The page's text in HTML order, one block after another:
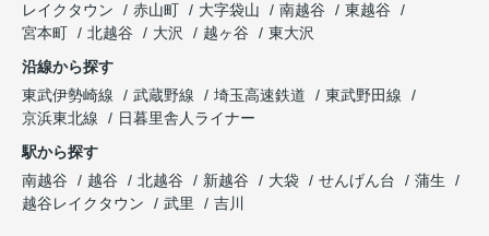
レイクタウン
赤山町 大字袋山 南越谷
東越谷
宮本町
北越谷 大沢 越ヶ谷
東大沢
沿線から探す
東武伊勢崎線
武蔵野線 埼玉高速鉄道
東武野田線
京浜東北線
日暮里舎人ライナー
駅から探す
南越谷
越谷 北越谷 新越谷 大袋 せんげん台
蒲生
越谷レイクタウン
武里 吉川